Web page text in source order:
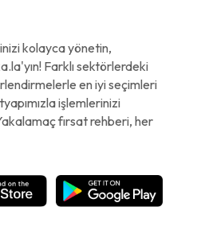
kolayca yönetin,
Farklı sektörlerdeki
en iyi seçimleri
işlemlerinizi
fırsat rehberi, her